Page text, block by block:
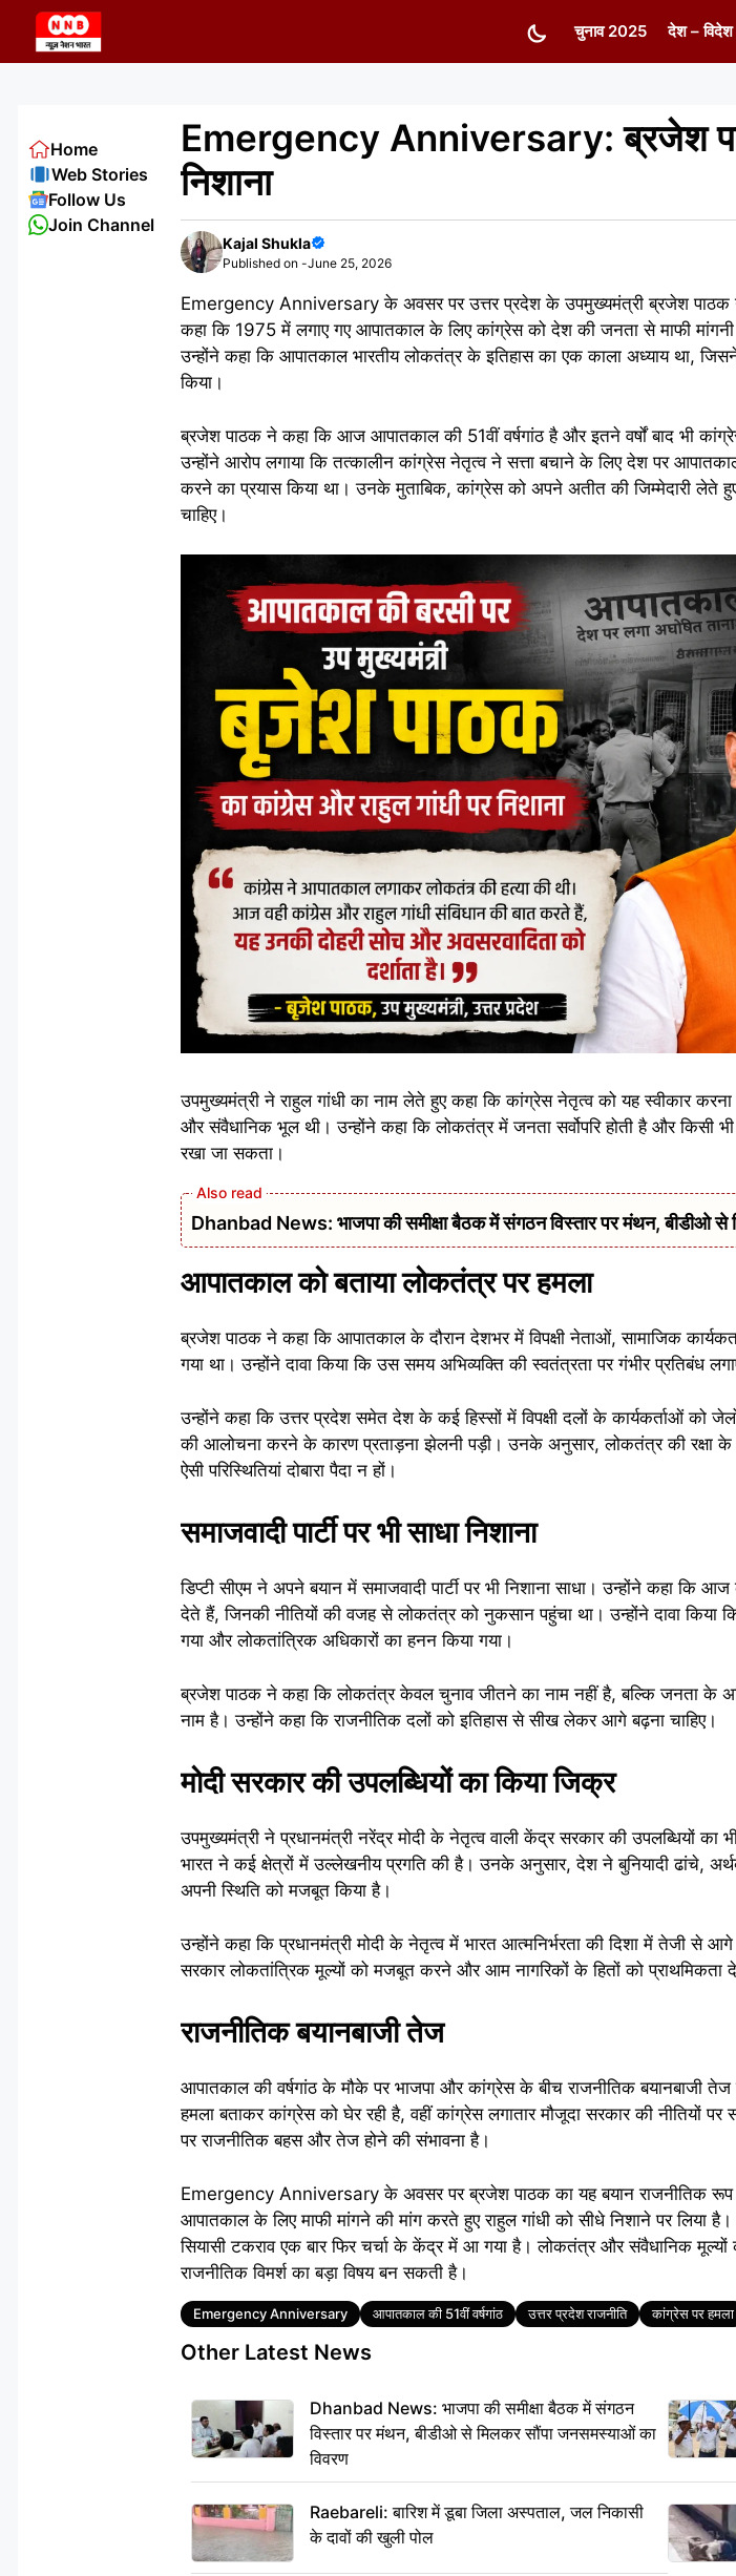
content
चुनाव 2025 देश – विदेश
Emergency Anniversary: ब्रजेश
निशाना
Kajal Shukla
Published on -June 25, 2026
Emergency Anniversary के अवसर पर उत्तर प्रदेश के उपमुख्यमंत्री ब्रजेश पाठक ने
कहा कि 1975 में लगाए गए आपातकाल के लिए कांग्रेस को देश की जनता से माफी
उन्होंने कहा कि आपातकाल भारतीय लोकतंत्र के इतिहास का एक काला अध्याय था,
किया।
ब्रजेश पाठक ने कहा कि आज आपातकाल की 51वीं वर्षगांठ है और इतने वर्षों बाद भी
उन्होंने आरोप लगाया कि तत्कालीन कांग्रेस नेतृत्व ने सत्ता बचाने के लिए देश पर
करने का प्रयास किया था। उनके मुताबिक, कांग्रेस को अपने अतीत की जिम्मेदारी लेते
चाहिए।
उपमुख्यमंत्री ने राहुल गांधी का नाम लेते हुए कहा कि कांग्रेस नेतृत्व को यह स्वीकार
और संवैधानिक भूल थी। उन्होंने कहा कि लोकतंत्र में जनता सर्वोपरि होती है और किसी
रखा जा सकता।
Dhanbad News: भाजपा की समीक्षा बैठक में संगठन विस्तार पर मंथन, बीडीओ से
आपातकाल को बताया लोकतंत्र पर हमला
ब्रजेश पाठक ने कहा कि आपातकाल के दौरान देशभर में विपक्षी नेताओं, सामाजिक
गया था। उन्होंने दावा किया कि उस समय अभिव्यक्ति की स्वतंत्रता पर गंभीर प्रतिबंध
उन्होंने कहा कि उत्तर प्रदेश समेत देश के कई हिस्सों में विपक्षी दलों के कार्यकर्ताओं को
की आलोचना करने के कारण प्रताड़ना झेलनी पड़ी। उनके अनुसार, लोकतंत्र की रक्षा के
ऐसी परिस्थितियां दोबारा पैदा न हों।
समाजवादी पार्टी पर भी साधा निशाना
डिप्टी सीएम ने अपने बयान में समाजवादी पार्टी पर भी निशाना साधा। उन्होंने कहा
देते हैं, जिनकी नीतियों की वजह से लोकतंत्र को नुकसान पहुंचा था। उन्होंने दावा
गया और लोकतांत्रिक अधिकारों का हनन किया गया।
ब्रजेश पाठक ने कहा कि लोकतंत्र केवल चुनाव जीतने का नाम नहीं है, बल्कि जनता के
नाम है। उन्होंने कहा कि राजनीतिक दलों को इतिहास से सीख लेकर आगे बढ़ना चाहिए।
मोदी सरकार की उपलब्धियों का किया जिक्र
उपमुख्यमंत्री ने प्रधानमंत्री नरेंद्र मोदी के नेतृत्व वाली केंद्र सरकार की उपलब्धियों का
भारत ने कई क्षेत्रों में उल्लेखनीय प्रगति की है। उनके अनुसार, देश ने बुनियादी ढांचे,
अपनी स्थिति को मजबूत किया है।
उन्होंने कहा कि प्रधानमंत्री मोदी के नेतृत्व में भारत आत्मनिर्भरता की दिशा में तेजी से
सरकार लोकतांत्रिक मूल्यों को मजबूत करने और आम नागरिकों के हितों को प्राथमिकता
राजनीतिक बयानबाजी तेज
आपातकाल की वर्षगांठ के मौके पर भाजपा और कांग्रेस के बीच राजनीतिक बयानबाजी
हमला बताकर कांग्रेस को घेर रही है, वहीं कांग्रेस लगातार मौजूदा सरकार की नीतियों
पर राजनीतिक बहस और तेज होने की संभावना है।
Emergency Anniversary के अवसर पर ब्रजेश पाठक का यह बयान राजनीतिक रूप से
आपातकाल के लिए माफी मांगने की मांग करते हुए राहुल गांधी को सीधे निशाने पर लिया
सियासी टकराव एक बार फिर चर्चा के केंद्र में आ गया है। लोकतंत्र और संवैधानिक
राजनीतिक विमर्श का बड़ा विषय बन सकती है।
Tags
Emergency Anniversary आपातकाल की 51वीं वर्षगांठ उत्तर प्रदेश राजनीति कांग्रेस पर हमला
Other Latest News
Dhanbad News: भाजपा की समीक्षा बैठक में संगठन
विस्तार पर मंथन, बीडीओ से मिलकर सौंपा जनसमस्याओं का
विवरण
Raebareli: बारिश में डूबा जिला अस्पताल, जल निकासी
के दावों की खुली पोल
Home
Web Stories
Follow Us
Join Channel